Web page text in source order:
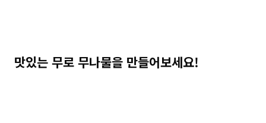
맛있는 무로 무나물을 만들어보세요!